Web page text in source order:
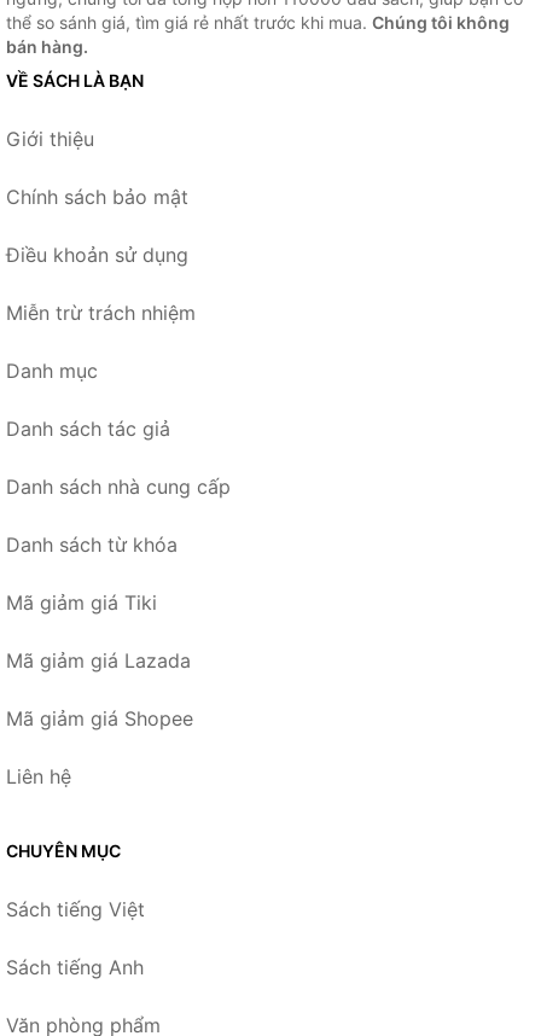
thể so sánh giá, tìm giá rẻ nhất trước khi mua. Chúng tôi không
bán hàng.
VỀ SÁCH LÀ BẠN
Giới thiệu
Chính sách bảo mật
Điều khoản sử dụng
Miễn trừ trách nhiệm
Danh mục
Danh sách tác giả
Danh sách nhà cung cấp
Danh sách từ khóa
Mã giảm giá Tiki
Mã giảm giá Lazada
Mã giảm giá Shopee
Liên hệ
CHUYÊN MỤC
Sách tiếng Việt
Sách tiếng Anh
Văn phòng phẩm